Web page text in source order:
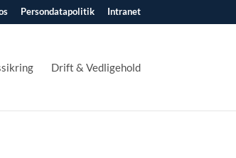
Persondatapolitik Intranet
Drift & Vedligehold